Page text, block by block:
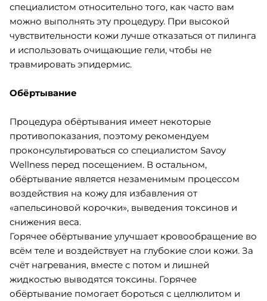
специалистом относительно того, как часто вам
можно выполнять эту процедуру. При высокой
чувствительности кожи лучше отказаться от пилинга
и использовать очищающие гели, чтобы не
травмировать эпидермис.
Обёртывание
Процедура обёртывания имеет некоторые
противопоказания, поэтому рекомендуем
проконсультироваться со специалистом Savoy
Wellness перед посещением. В остальном,
обёртывание является незаменимым процессом
воздействия на кожу для избавления от
«апельсиновой корочки», выведения токсинов и
снижения веса.
Горячее обёртывание улучшает кровообращение во
всём теле и воздействует на глубокие слои кожи. За
счёт нагревания, вместе с потом и лишней
жидкостью выводятся токсины. Горячее
обёртывание помогает бороться с целлюлитом и